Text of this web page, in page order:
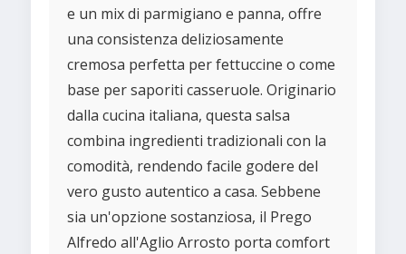
e un mix di parmigiano e panna, offre
una consistenza deliziosamente
cremosa perfetta per fettuccine o come
base per saporiti casseruole. Originario
dalla cucina italiana, questa salsa
combina ingredienti tradizionali con la
comodità, rendendo facile godere del
vero gusto autentico a casa. Sebbene
sia un'opzione sostanziosa, il Prego
Alfredo all'Aglio Arrosto porta comfort